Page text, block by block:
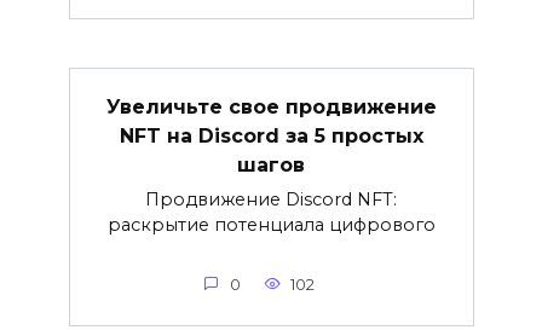
Увеличьте свое продвижение
NFT на Discord за 5 простых
шагов
Продвижение Discord NFT:
раскрытие потенциала цифрового
0 102